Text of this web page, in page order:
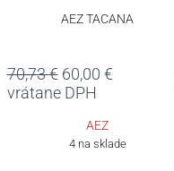
AEZ TACANA
70,73€ Pôvodná
cena
70,73 €.
60,00 €Aktuálna
vrátane DPH
AEZ
4 na sklade